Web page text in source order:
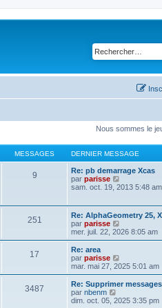
Nous sommes le
MESSAGES DERNIER MESSAGE
9
Re: pb demarrage Xcas
par parisse
o
l
t
e
r
d
e
r
i
sam. oct. 19, 2013 5:48 am
251
Re: AlphaGeometry 25,
par parisse
o
n
l
r
l
e
mer. juil. 22, 2026 8:05 am
17
Re: area
par parisse
o
n
s
l
mar. mai 27, 2025 5:01 am
3487
Re: Supprimer messages
par nbenm
o
dim. oct. 05, 2025 3:35 pm